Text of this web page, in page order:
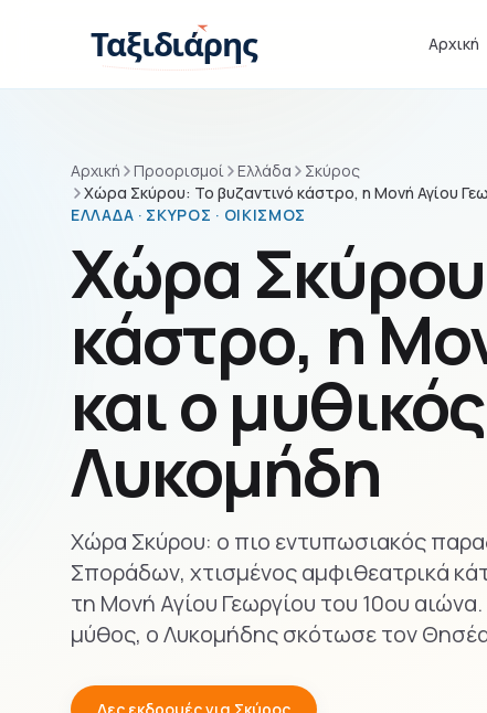
Ταξιδιάρης Αρχική
Αρχική Προορισμοί Ελλάδα
Σκύρος
Χώρα Σκύρου: Το βυζαντινό κάστρο, η Μονή Αγίου
ΕΛΛΆΔΑ · ΣΚΎΡΟΣ · ΟΙΚΙΣΜΌΣ
Χώρα
κάστρο, η
και ο
Λυκομήδη
Χώρα Σκύρου: ο πιο εντυπωσιακός
Σποράδων, χτισμένος αμφιθεατρικά
τη Μονή Αγίου Γεωργίου του 10ου
μύθος, ο Λυκομήδης σκότωσε τον